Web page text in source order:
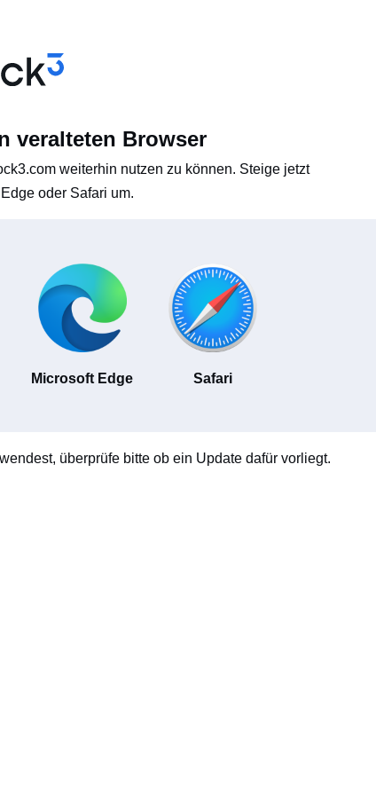
veralteten Browser
weiterhin nutzen zu können. Steige jetzt
oder Safari um.
Microsoft Edge Safari
überprüfe bitte ob ein Update dafür vorliegt.